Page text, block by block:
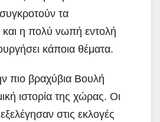
τα
και η πολύ νωπή εντολή
κάποια θέματα.
πιο βραχύβια Βουλή
ιστορία της χώρας. Οι
στις εκλογές